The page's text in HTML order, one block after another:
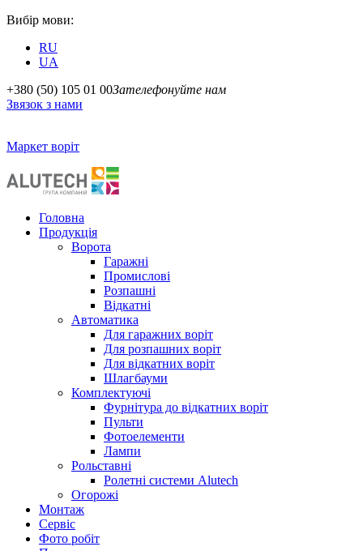
Вибір мови:
RU
UA
+380 (50) 105 01 00Зателефонуйте нам
Звязок з нами
Маркет воріт
Головна
Продукція
Ворота
Гаражні
Промислові
Розпашні
Відкатні
Автоматика
Для гаражних воріт
Для розпашних воріт
Для відкатних воріт
Шлагбауми
Комплектуючі
Фурнітура до відкатних воріт
Пульти
Фотоелементи
Лампи
Рольставні
Ролетні системи Alutech
Огорожі
Монтаж
Сервіс
Фото робіт